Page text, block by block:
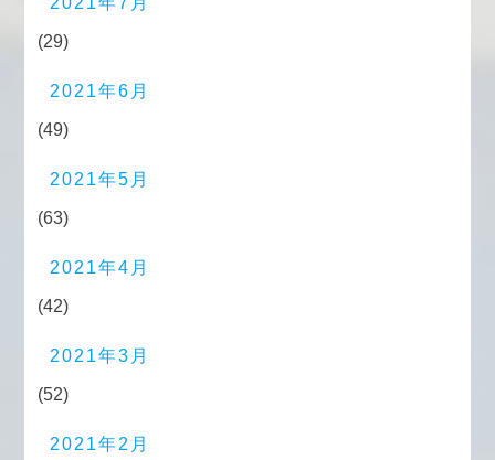
(29)
2021年6月
(49)
2021年5月
(63)
2021年4月
(42)
2021年3月
(52)
2021年2月